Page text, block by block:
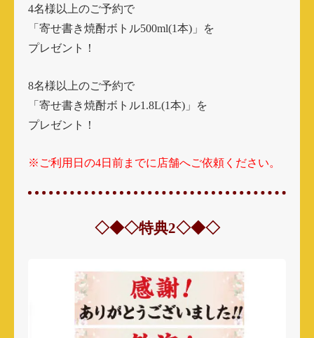
4名様以上のご予約で
「寄せ書き焼酎ボトル500ml(1本)」
を
プレゼント！
8名様以上のご予約で
「寄せ書き焼酎ボトル1.8L(1本)」
を
プレゼント！
※ご利用日の4日前までに店舗へご依頼ください。
◇◆◇特典2◇◆◇